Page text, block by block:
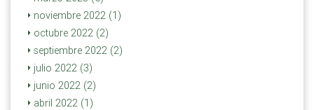
noviembre 2022 (1)
octubre 2022 (2)
septiembre 2022 (2)
julio 2022 (3)
junio 2022 (2)
abril 2022 (1)